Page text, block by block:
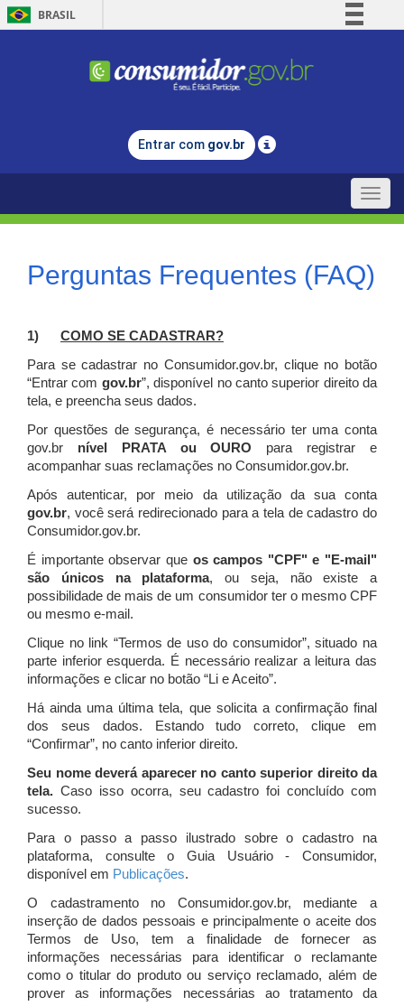
BRASIL
Comunica BR
Legislação
Entrar com gov.br
Toggle
Perguntas Frequentes (FAQ)
1) COMO SE CADASTRAR?
Para se cadastrar no Consumidor.gov.br, clique no botão
“Entrar com gov.br”, disponível no canto superior direito da
tela, e preencha seus dados.
Por questões de segurança, é necessário ter uma conta
gov.br nível PRATA ou OURO para registrar e
acompanhar suas reclamações no Consumidor.gov.br.
Após autenticar, por meio da utilização da sua conta
gov.br, você será redirecionado para a tela de cadastro do
Consumidor.gov.br.
É importante observar que os campos "CPF" e "E-mail"
são únicos na plataforma, ou seja, não existe a
possibilidade de mais de um consumidor ter o mesmo CPF
ou mesmo e-mail.
Clique no link “Termos de uso do consumidor”, situado na
parte inferior esquerda. É necessário realizar a leitura das
informações e clicar no botão “Li e Aceito”.
Há ainda uma última tela, que solicita a confirmação final
dos seus dados. Estando tudo correto, clique em
“Confirmar”, no canto inferior direito.
Seu nome deverá aparecer no canto superior direito da
tela. Caso isso ocorra, seu cadastro foi concluído com
sucesso.
Para o passo a passo ilustrado sobre o cadastro na
plataforma, consulte o Guia Usuário - Consumidor,
disponível em Publicações.
O cadastramento no Consumidor.gov.br, mediante a
inserção de dados pessoais e principalmente o aceite dos
Termos de Uso, tem a finalidade de fornecer as
informações necessárias para identificar o reclamante
como o titular do produto ou serviço reclamado, além de
prover as informações necessárias ao tratamento da